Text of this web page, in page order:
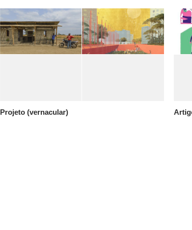
Projeto (vernacular)